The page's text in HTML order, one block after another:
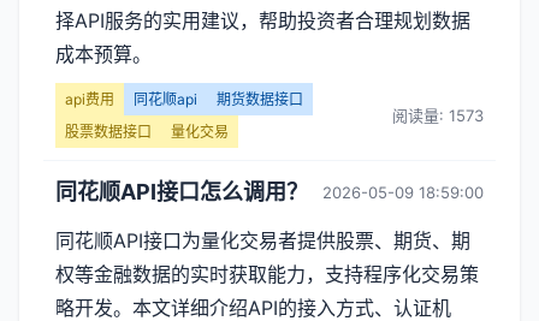
择API服务的实用建议，帮助投资者合理规划数据
成本预算。
api费用 同花顺api
期货数据接口
股票数据接口
量化交易
阅读量: 1573
同花顺API接口怎么调用？ 2026-05-09 18:59:00
同花顺API接口为量化交易者提供股票、期货、期
权等金融数据的实时获取能力，支持程序化交易策
略开发。本文详细介绍API的接入方式、认证机